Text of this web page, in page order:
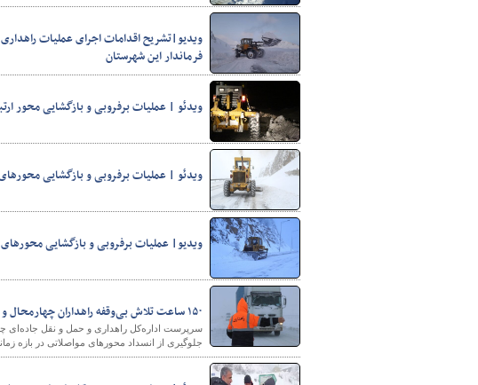
شهرسازی
ویدیو|تشریح اقدامات اجرای عملیات
فرماندار این شهرستان
ویدئو | عملیات برفروبی و بازگشایی محور
ویدئو | عملیات برفروبی و بازگشایی
ویدیو| عملیات برفروبی و بازگشایی
۱۵۰ ساعت تلاش بی‌وقفه راهداران چهارمحال و بختیاری برای بازگشایی محورها
جلوگیری از انسداد محورهای مواصلاتی در بازه زمانی دوم تا ۶